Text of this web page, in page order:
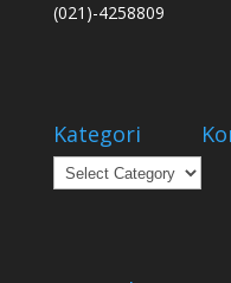
(021)-4258809
Kategori
Kategori